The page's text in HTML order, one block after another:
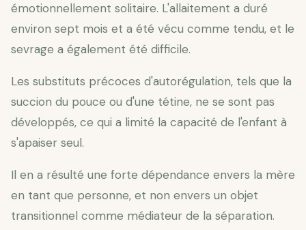
émotionnellement solitaire. L'allaitement a duré
environ sept mois et a été vécu comme tendu, et le
sevrage a également été difficile.
Les substituts précoces d'autorégulation, tels que la
succion du pouce ou d'une tétine, ne se sont pas
développés, ce qui a limité la capacité de l'enfant à
s'apaiser seul.
Il en a résulté une forte dépendance envers la mère
en tant que personne, et non envers un objet
transitionnel comme médiateur de la séparation.